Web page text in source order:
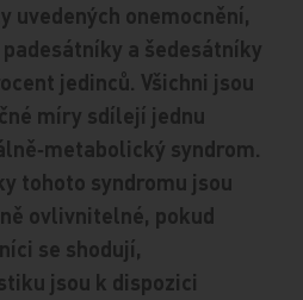
onemocnění,
a šedesátníky
jedinců. Všichni jsou
míry sdílejí jednu
syndrom.
tohoto syndromu jsou
ovlivnitelné, pokud
se shodují,
jsou k dispozici